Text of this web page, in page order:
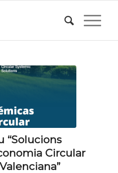
“Solucions
Circular